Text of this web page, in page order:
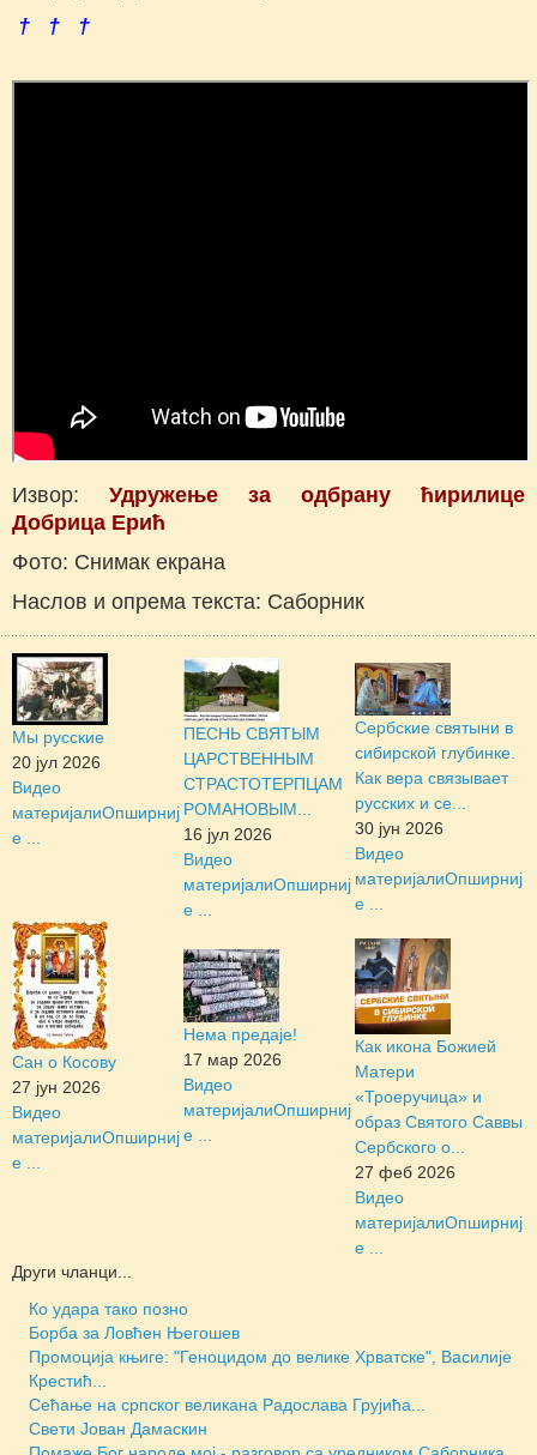
† † †
Извор: Удружење за одбрану ћирилице
Добрица Ерић
Фото: Снимак екрана
Наслов и опрема текста: Саборник
Мы русские
20 јул 2026
Видео
материјалиОпширниј
е ...
ПЕСНЬ СВЯТЫМ
ЦАРСТВЕННЫМ
СТРАСТОТЕРПЦАМ
РОМАНОВЫМ...
16 јул 2026
Видео
материјалиОпширниј
е ...
Сербские святыни в
сибирской глубинке.
Как вера связывает
русских и се...
30 јун 2026
Видео
материјалиОпширниј
е ...
Сан о Косову
27 јун 2026
Видео
материјалиОпширниј
е ...
Нема предаје!
17 мар 2026
Видео
материјалиОпширниј
е ...
Как икона Божией
Матери
«Троеручица» и
образ Святого Саввы
Сербского о...
27 феб 2026
Видео
материјалиОпширниј
е ...
Други чланци...
Ко удара тако позно
Борба за Ловћен Његошев
Промоција књиге: "Геноцидом до велике Хрватске", Василије
Крестић...
Сећање на српског великана Радослава Грујића...
Свети Јован Дамаскин